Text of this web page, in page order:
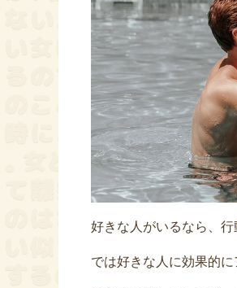
好きな人がいるなら、行
では好きな人に効果的